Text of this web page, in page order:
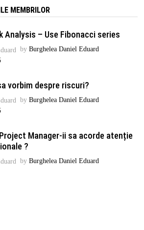
MEMBRILOR
Analysis – Use Fibonacci series
by Burghelea Daniel Eduard
vorbim despre riscuri?
by Burghelea Daniel Eduard
Manager-ii sa acorde atenție
?
by Burghelea Daniel Eduard